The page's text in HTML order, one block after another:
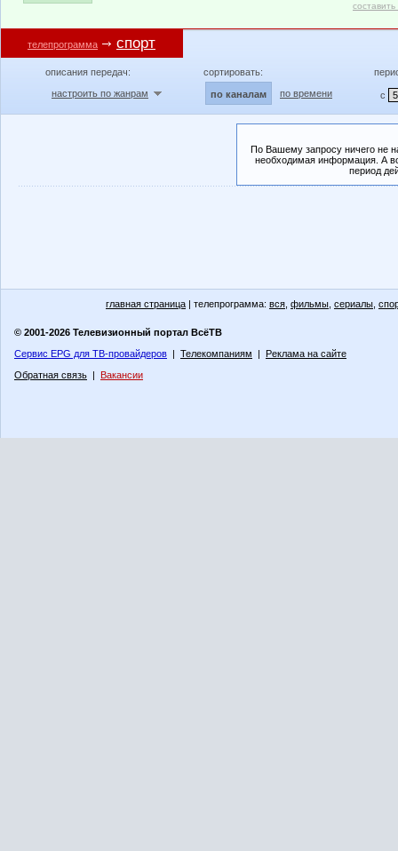
телепрограмма спорт
описания передач:
настроить по жанрам
сортировать:
по каналам по времени с
По Вашему запросу ничего не
необходимая информация. А
период
главная страница | телепрограмма: вся фильмы сериалы
© 2001-2026 Телевизионный портал ВсёТВ
Сервис EPG для ТВ-провайдеров | Телекомпаниям | Реклама на сайте
Обратная связь | Вакансии